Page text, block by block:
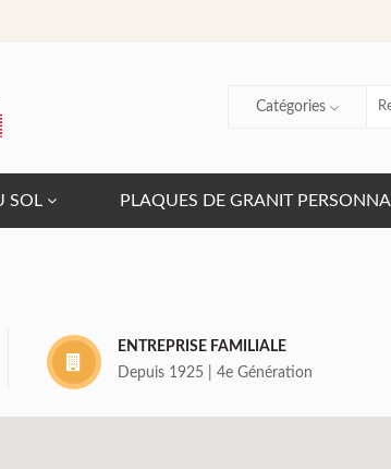
Catégories
SOL PLAQUES DE GRANIT
ENTREPRISE FAMILIALE
Depuis 1925 | 4e Génération